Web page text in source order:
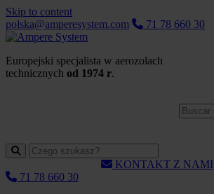
Skip to content
polska@amperesystem.com
71 78 660 30
Europejski specjalista w aerozolach
technicznych od 1974 r.
KONTAKT Z NAMI
71 78 660 30